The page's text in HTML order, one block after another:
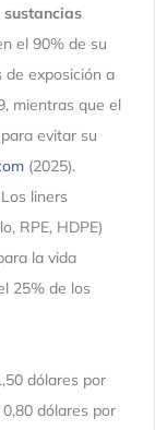
el 90% de su
de exposición a
mientras que el
evitar su
(2025).
liners
RPE, HDPE)
la vida
25% de los
dólares por
dólares por